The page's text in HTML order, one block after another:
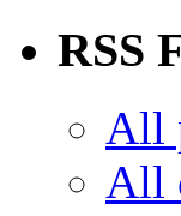
RSS
All
All